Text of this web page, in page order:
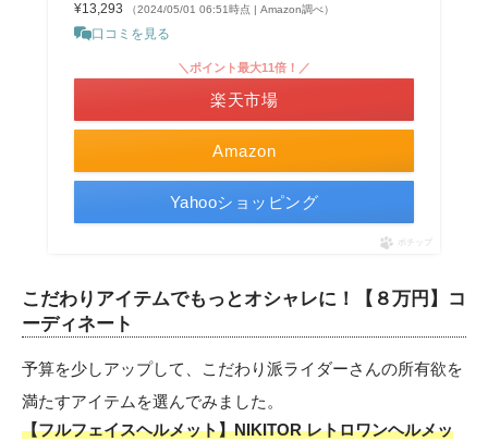
¥13,293
（2024/05/01 06:51時点 | Amazon調べ）
口コミを見る
Amazon
＼ポイント最大11倍！／
楽天市場
Yahooショッピング
ポチップ
こだわりアイテムでもっとオシャレに！【８万円】コ
ーディネート
予算を少しアップして、こだわり派ライダーさんの所有欲を
満たすアイテムを選んでみました。
【フルフェイスヘルメット】NIKITOR レトロワンヘルメッ